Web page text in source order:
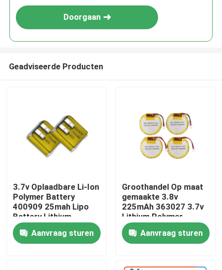
Thuis
Doorgaan
Geadviseerde Producten
3.7v Oplaadbare Li-Ion
Polymer Battery
400909 25mah Lipo
Battery Lithium
Polymer Battery Voor
Bluetooth Headset
Aanvraag sturen
Groothandel Op maat
gemaakte 3.8v
225mAh 363027 3.7v
Lithium Polymer
Oplaadbare Lipo
Ronde Batterij Cell
Batterij Pack Met
Aanvraag sturen